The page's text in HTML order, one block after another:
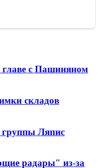
главе с Пашиняном
складов
группы Ляпис
радары" из-за